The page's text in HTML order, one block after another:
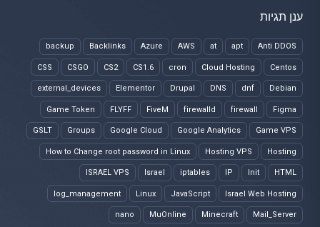
ענן תגיות
Anti DDOS
apt
at
AWS
Azure
Backlinks
backup
Centos
Cloud Hosting
cron
CS1.6
CS2
CSGO
CSS
Debian
dnf
DNS
Drupal
Elementor
external_devices
Figma
firewall
firewalld
FiveM
FLYFF
Game Token
Game VPS
Google Analytics
Google Cloud
Groups
GSLT
Hosting
Hosting VPS
How to Change root password in Linux
HTML
Init
IP
iptables
Israel
ISRAEL VPS
Israel Web Hosting
JavaScript
Linux
log_management
Mail_Server
Minecraft
MuOnline
nano